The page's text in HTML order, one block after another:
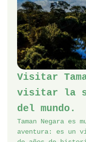
Visitar
visitar la
del mundo.
Taman Negara es
aventura: es un